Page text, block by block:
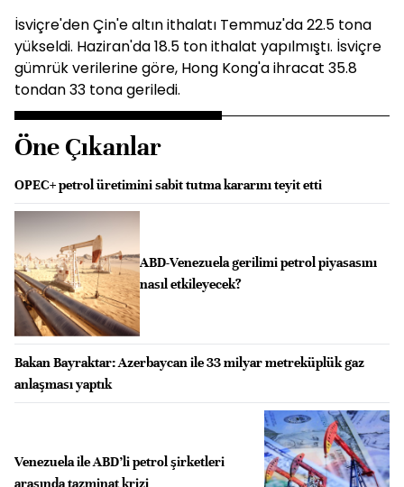
İsviçre'den Çin'e altın ithalatı Temmuz'da 22.5 tona
yükseldi. Haziran'da 18.5 ton ithalat yapılmıştı. İsviçre
gümrük verilerine göre, Hong Kong'a ihracat 35.8
tondan 33 tona geriledi.
Öne Çıkanlar
OPEC+ petrol üretimini sabit tutma kararını teyit etti
ABD-Venezuela gerilimi petrol piyasasını
nasıl etkileyecek?
Bakan Bayraktar: Azerbaycan ile 33 milyar metreküplük gaz
anlaşması yaptık
Venezuela ile ABD’li petrol şirketleri
arasında tazminat krizi